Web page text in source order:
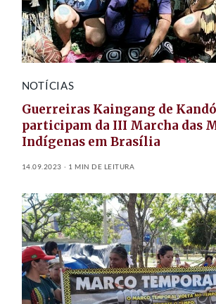
NOTÍCIAS
Guerreiras Kaingang de
participam da III Marcha das
Indígenas em Brasília
14.09.2023 1 MIN DE LEITURA